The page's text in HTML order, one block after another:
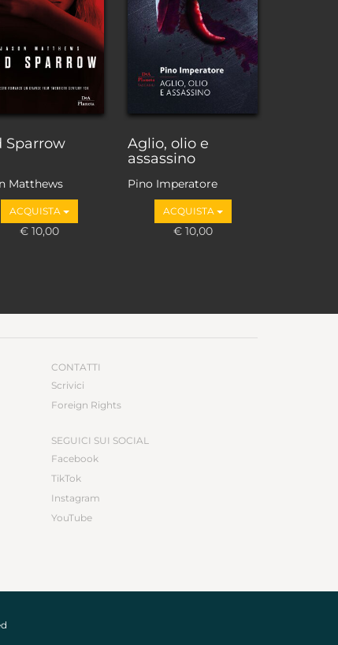
Sparrow
Matthews
ACQUISTA
€ 10,00
Aglio, olio e
assassino
Pino Imperatore
ACQUISTA
€ 10,00
CONTATTI
Scrivici
Foreign Rights
SEGUICI SUI SOCIAL
Facebook
TikTok
Instagram
YouTube